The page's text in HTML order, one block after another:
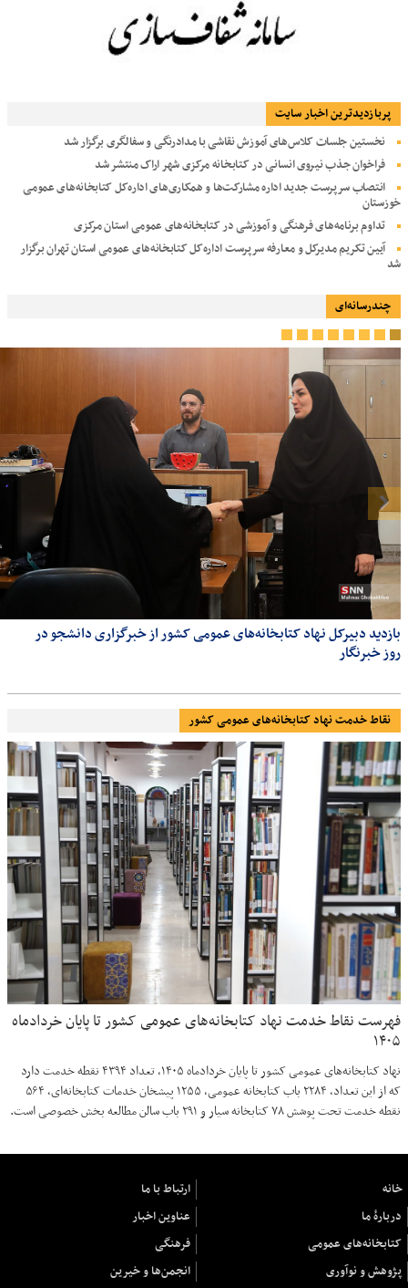
پربازديدترين اخبار سایت
نخستین جلسات کلاس‌های آموزش نقاشی با مدادرنگی و سفالگری برگزار شد
فراخوان جذب نیروی انسانی در کتابخانه مرکزی شهر اراک منتشر شد
انتصاب سرپرست جدید اداره مشارکت‌ها و همکاری‌های اداره‌کل کتابخانه‌های عمومی
خوزستان
تداوم برنامه‌های فرهنگی و آموزشی در کتابخانه‌های عمومی استان مرکزی
آیین تکریم مدیرکل و معارفه سرپرست اداره‌کل کتابخانه‌های عمومی استان تهران برگزار
شد
چندرسانه‌ای
بازدید دبیرکل نهاد کتابخانه‌های عمومی کشور از خبرگزاری دانشجو در
روز خبرنگار
نقاط خدمت نهاد کتابخانه‌های عمومی کشور
فهرست نقاط خدمت نهاد کتابخانه‌های عمومی کشور تا پایان خردادماه
۱۴۰۵
نهاد کتابخانه‌های عمومی کشور تا پایان خردادماه ۱۴۰۵، تعداد ۴۳۹۴ نقطه خدمت دارد
که از این تعداد، ۲۲۸۴ باب کتابخانه عمومی، ۱۲۵۵ پیشخان خدمات کتابخانه‌ای، ۵۶۴
نقطه خدمت تحت پوشش ۷۸ کتابخانه سیار و ۲۹۱ باب سالن مطالعه بخش خصوصی است.
خانه
ارتباط با ما
دربارهٔ ما
عناوین اخبار
کتابخانه‌های عمومی
فرهنگی
پژوهش و نوآوری
انجمن‌ها و خیرین